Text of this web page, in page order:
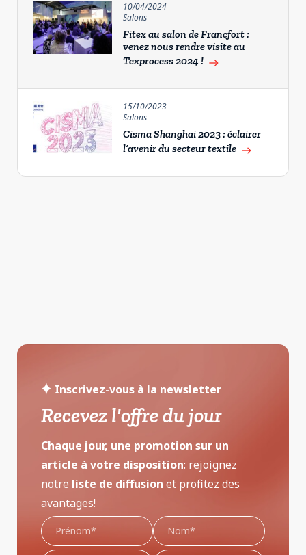
10/04/2024
Salons
Fitex au salon de Francfort :
venez nous rendre visite au
Texprocess 2024 ! east
15/10/2023
Salons
Cisma Shanghai 2023 : éclairer
l’avenir du secteur textile east
Inscrivez-vous à la newsletter
Recevez l'offre du jour
Chaque jour, une promotion sur un
article à votre disposition: rejoignez
notre liste de diffusion et profitez des
avantages!